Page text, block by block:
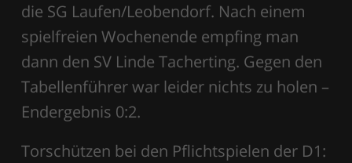
die SG Laufen/Leobendorf. Nach einem
spielfreien Wochenende empfing man
dann den SV Linde Tacherting. Gegen den
Tabellenführer war leider nichts zu holen –
Endergebnis 0:2.
Torschützen bei den Pflichtspielen der D1: